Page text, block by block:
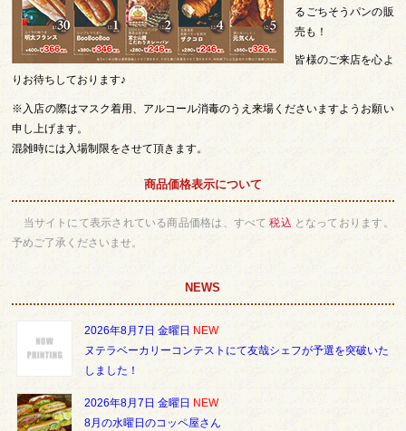
るごちそうパンの販
売も！
皆様のご来店を心よ
りお待ちしております♪
※入店の際はマスク着用、アルコール消毒のうえ来場くださいますようお願い
申し上げます。
混雑時には入場制限をさせて頂きます。
商品価格表示について
当サイトにて表示されている商品価格は、すべて 税込 となっております。
予めご了承くださいませ。
NEWS
2026年8月7日 金曜日 NEW
ヌテラベーカリーコンテストにて友哉シェフが予選を突破いた
しました！
2026年8月7日 金曜日 NEW
8月の水曜日のコッペ屋さん